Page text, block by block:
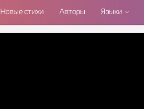
Новые стихи Авторы Языки